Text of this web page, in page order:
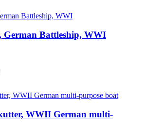
German Battleship, WWI
WWII German multi-